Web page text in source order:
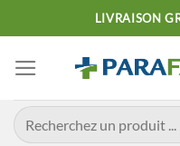
au
contenu
LIVRAISON
Recherche
pour :